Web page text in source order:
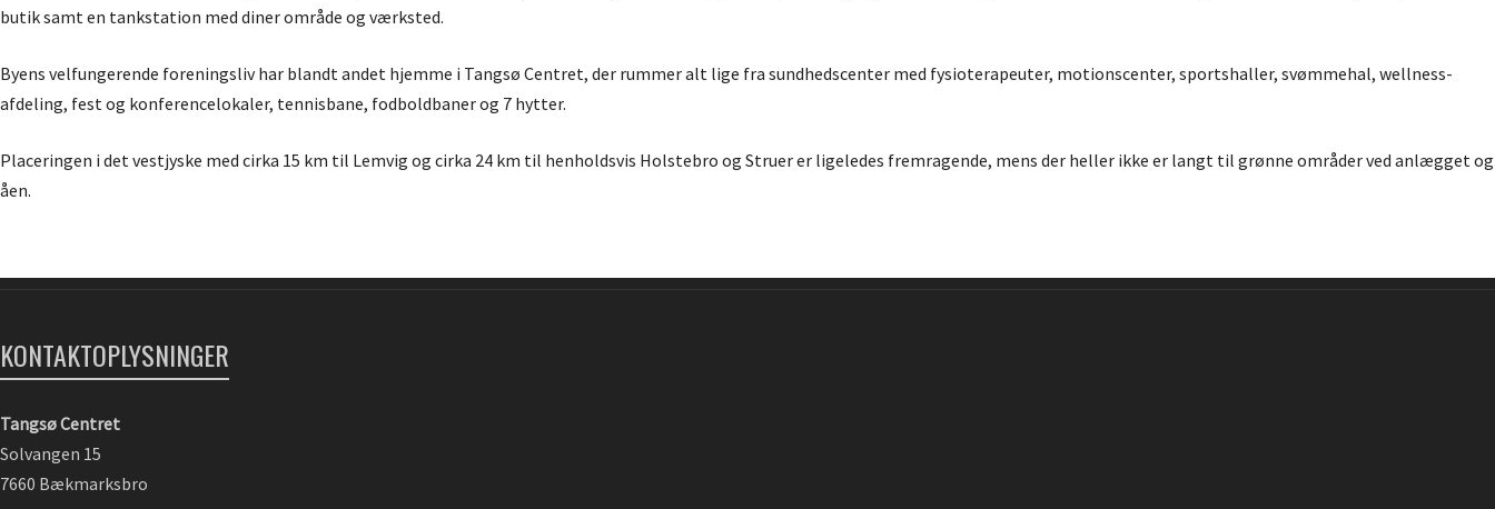
butik samt en tankstation med diner område og værksted.
Byens velfungerende foreningsliv har blandt andet hjemme i Tangsø Centret, der rummer alt lige fra sundhedscenter med fysioterapeuter, motionscenter, sportshaller, svømmehal, wellness-
afdeling, fest og konferencelokaler, tennisbane, fodboldbaner og 7 hytter.
Placeringen i det vestjyske med cirka 15 km til Lemvig og cirka 24 km til henholdsvis Holstebro og Struer er ligeledes fremragende, mens der heller ikke er langt til grønne områder ved anlægget og
åen.
KONTAKTOPLYSNINGER
Tangsø Centret
Solvangen 15
7660 Bækmarksbro